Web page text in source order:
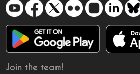
Join the team!